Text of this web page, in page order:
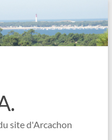
site d'Arcachon